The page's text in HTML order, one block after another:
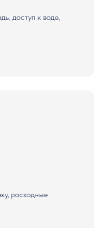
доступ к воде,
расходные